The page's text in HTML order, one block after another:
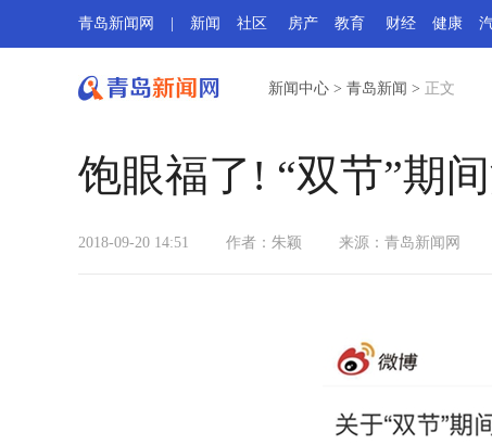
青岛新闻网 新闻 社区 房产 教育 财经 健康
新闻中心 > 青岛新闻 > 正文
饱眼福了! “双节”期
2018-09-20 14:51 作者：朱颖 来源： 青岛新闻网